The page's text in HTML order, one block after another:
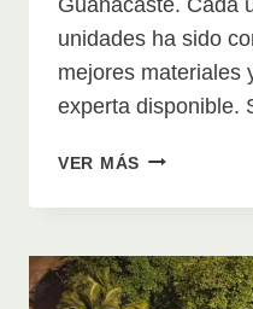
unidades ha sido
mejores materiales
experta disponible.
VER MÁS VILLAS